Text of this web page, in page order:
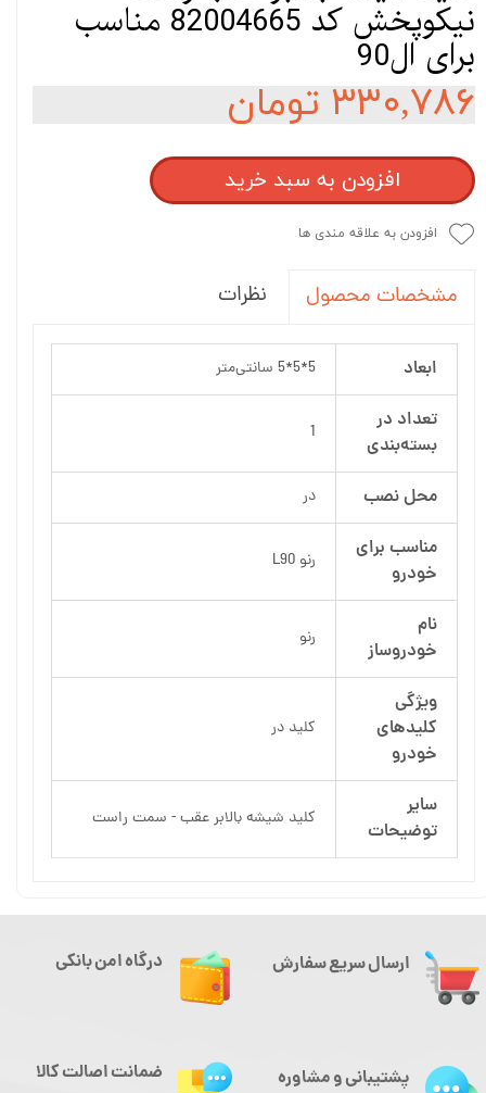
نیکوپخش کد 82004665 مناسب
برای ال90
۳۳۰,۷۸۶ تومان
افزودن به سبد خرید
افزودن به علاقه مندی ها
مشخصات محصول نظرات
ابعاد 5*5*5 سانتی‌متر
تعداد در
بسته‌بندی
1
محل نصب در
مناسب برای
خودرو
رنو L90
نام
خودروساز
رنو
ویژگی
کلیدهای
خودرو
کلید در
سایر
توضیحات
کلید شیشه بالابر عقب - سمت راست
ارسال سریع سفارش درگاه امن بانکی
پشتیبانی و مشاوره ضمانت اصالت کالا